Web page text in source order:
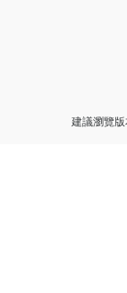
建議瀏覽